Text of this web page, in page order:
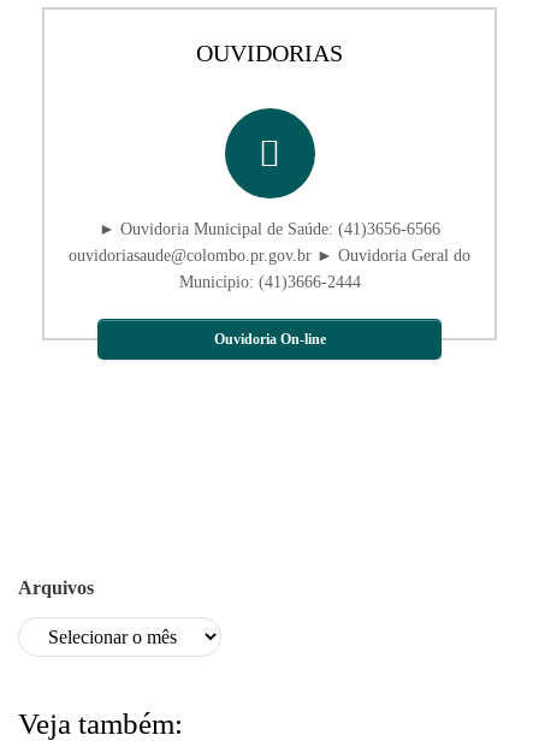
OUVIDORIAS
► Ouvidoria Municipal de Saúde: (41)3656-6566
ouvidoriasaude@colombo.pr.gov.br ► Ouvidoria Geral do
Município: (41)3666-2444
Ouvidoria On-line
Arquivos
Veja também: